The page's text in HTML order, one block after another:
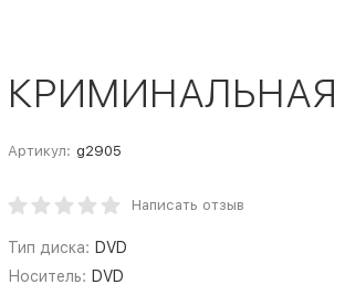
КРИМИНАЛЬНАЯ
Артикул: g2905
Написать отзыв
Тип диска: DVD
Носитель: DVD